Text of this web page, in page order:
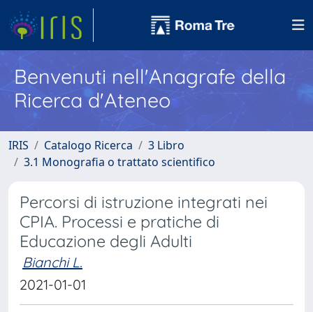
Benvenuti nell'Anagrafe della
Ricerca d'Ateneo
IRIS Catalogo Ricerca
3 Libro
3.1 Monografia o trattato scientifico
Percorsi di istruzione integrati nei
CPIA. Processi e pratiche di
Educazione degli Adulti
Bianchi L.
2021-01-01